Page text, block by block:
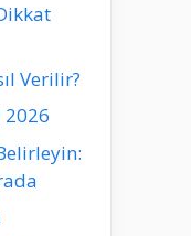
Verilir?
2026